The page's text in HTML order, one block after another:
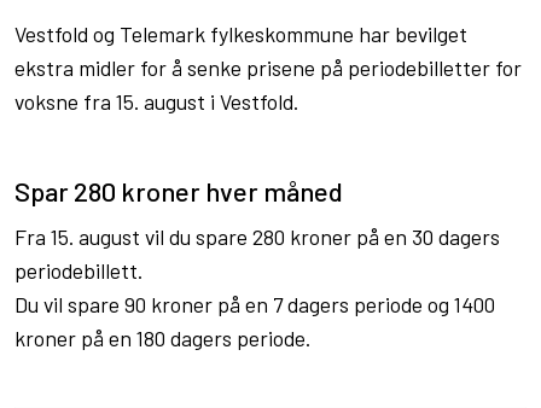
Vestfold og Telemark fylkeskommune har bevilget
ekstra midler for å senke prisene på periodebilletter for
voksne fra 15. august i Vestfold.
Spar 280 kroner hver måned
Fra 15. august vil du spare 280 kroner på en 30 dagers
periodebillett.
Du vil spare 90 kroner på en 7 dagers periode og 1400
kroner på en 180 dagers periode.